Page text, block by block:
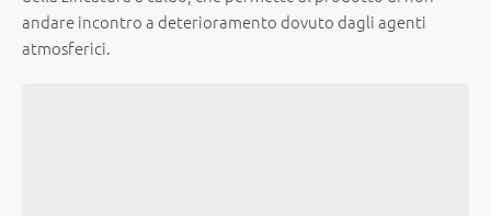
andare incontro a deterioramento dovuto dagli agenti
atmosferici.